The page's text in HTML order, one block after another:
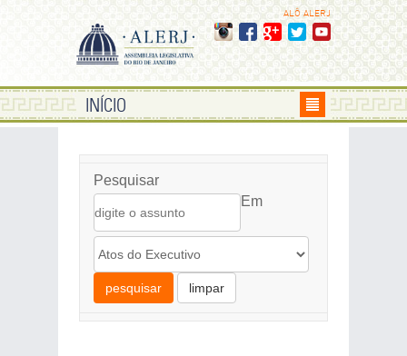
ALÔ ALERJ
INÍCIO
Pesquisar
Em
pesquisar limpar